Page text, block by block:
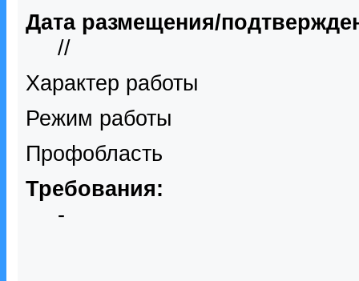
Дата размещения/
//
Характер работы
Режим работы
Профобласть
Требования:
-